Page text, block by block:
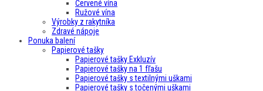
Červené vína
Ružové vína
Výrobky z rakytníka
Zdravé nápoje
Ponuka balení
Papierové tašky
Papierové tašky Exkluzív
Papierové tašky na 1 fľašu
Papierové tašky s textilnými uškami
Papierové tašky s točenými uškami